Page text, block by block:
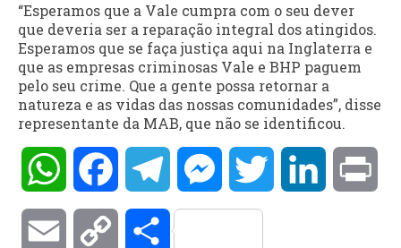
“Esperamos que a Vale cumpra com o seu dever
que deveria ser a reparação integral dos atingidos.
Esperamos que se faça justiça aqui na Inglaterra e
que as empresas criminosas Vale e BHP paguem
pelo seu crime. Que a gente possa retornar a
natureza e as vidas das nossas comunidades”, disse
representante da MAB, que não se identificou.
WhatsAppFacebookTelegramMessengerTwitter LinkedIn
Email Copy Compartilhar